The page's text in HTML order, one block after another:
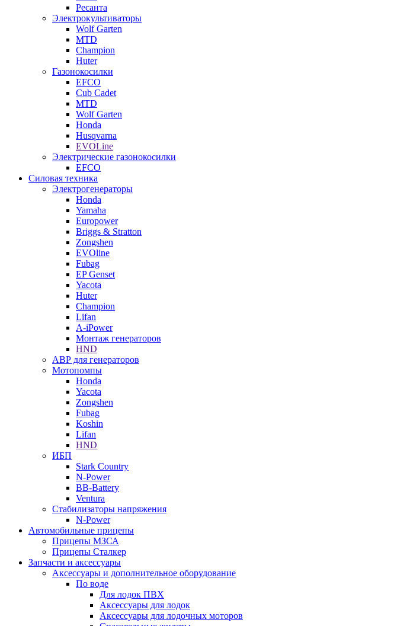
Ресанта
Электрокультиваторы
Wolf Garten
MTD
Champion
Huter
Газонокосилки
EFCO
Cub Cadet
MTD
Wolf Garten
Honda
Husqvarna
EVOLine
Электрические газонокосилки
EFCO
Силовая техника
Электрогенераторы
Honda
Yamaha
Europower
Briggs & Stratton
Zongshen
EVOline
Fubag
EP Genset
Yacota
Huter
Champion
Lifan
A-iPower
Монтаж генераторов
HND
АВР для генераторов
Мотопомпы
Honda
Yacota
Zongshen
Fubag
Koshin
Lifan
HND
ИБП
Stark Country
N-Power
BB-Battery
Ventura
Стабилизаторы напряжения
N-Power
Автомобильные прицепы
Прицепы МЗСА
Прицепы Сталкер
Запчасти и аксессуары
Аксессуары и дополнительное оборудование
По воде
Для лодок ПВХ
Аксессуары для лодок
Аксессуары для лодочных моторов